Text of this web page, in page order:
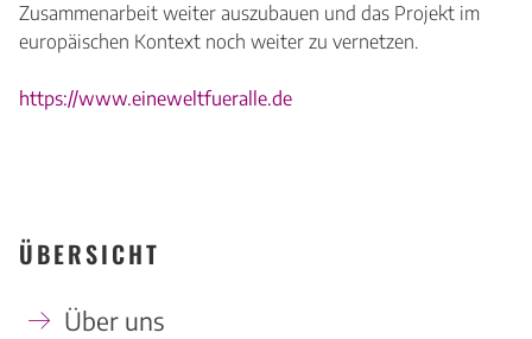
Zusammenarbeit weiter auszubauen und das Projekt im
europäischen Kontext noch weiter zu vernetzen.
https://www.eineweltfueralle.de
ÜBERSICHT
Über uns